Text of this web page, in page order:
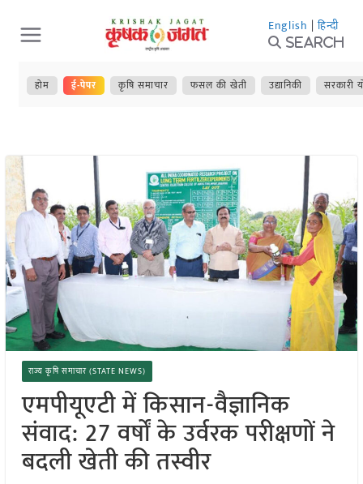
Skip
to
content
English | हिन्दी
Search
होम ई-पेपर कृषि समाचार फसल की खेती उद्यानिकी सरकारी
राज्य कृषि समाचार (STATE NEWS)
एमपीयूएटी में किसान-वैज्ञानिक
संवाद: 27 वर्षों के उर्वरक परीक्षणों ने
बदली खेती की तस्वीर